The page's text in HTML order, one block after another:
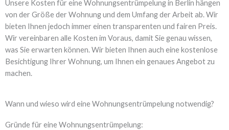
Unsere Kosten für eine Wohnungsentrümpelung in Berlin hängen
von der Größe der Wohnung und dem Umfang der Arbeit ab. Wir
bieten Ihnen jedoch immer einen transparenten und fairen Preis.
Wir vereinbaren alle Kosten im Voraus, damit Sie genau wissen,
was Sie erwarten können. Wir bieten Ihnen auch eine kostenlose
Besichtigung Ihrer Wohnung, um Ihnen ein genaues Angebot zu
machen.
Wann und wieso wird eine Wohnungsentrümpelung notwendig?
Gründe für eine Wohnungsentrümpelung: